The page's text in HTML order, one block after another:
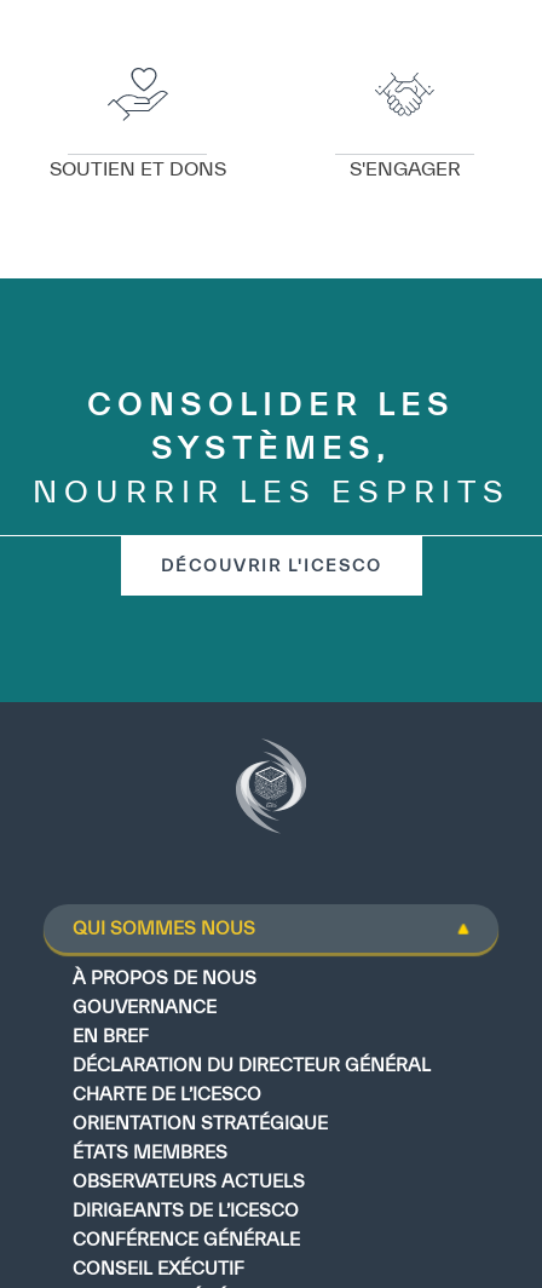
Extremely
Extremely
SOUTIEN ET DONS S'ENGAGER
CONSOLIDER LES
SYSTÈMES,
NOURRIR LES ESPRITS
DÉCOUVRIR L'ICESCO
QUI SOMMES NOUS
À PROPOS DE NOUS
GOUVERNANCE
EN BREF
DÉCLARATION DU DIRECTEUR GÉNÉRAL
CHARTE DE L’ICESCO
ORIENTATION STRATÉGIQUE
ÉTATS MEMBRES
OBSERVATEURS ACTUELS
DIRIGEANTS DE L’ICESCO
CONFÉRENCE GÉNÉRALE
CONSEIL EXÉCUTIF